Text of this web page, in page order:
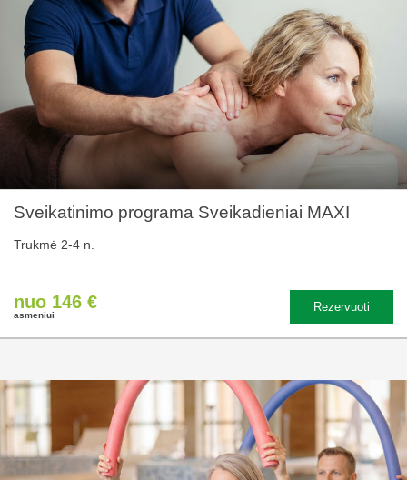
Sveikatinimo programa Sveikadieniai MAXI
Trukmė 2-4 n.
nuo 146 €
asmeniui
Rezervuoti